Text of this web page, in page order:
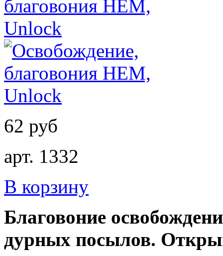
62 руб
арт. 1332
В корзину
Благовоние
дурных посылов.